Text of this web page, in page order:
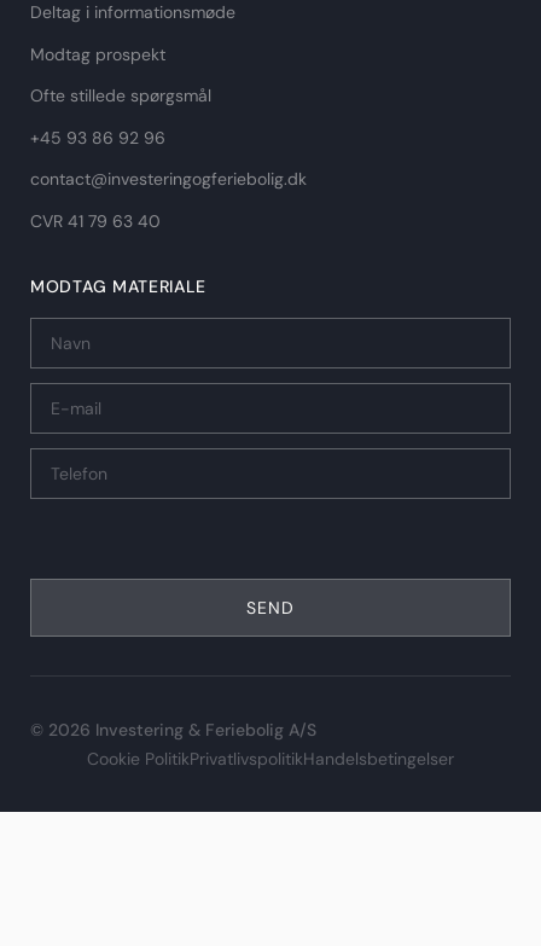
Deltag i informationsmøde
Modtag prospekt
Ofte stillede spørgsmål
+45 93 86 92 96
contact@investeringogferiebolig.dk
CVR 41 79 63 40​
MODTAG MATERIALE
SEND
© 2026 Investering & Feriebolig A/S
Cookie PolitikPrivatlivspolitikHandelsbetingelser